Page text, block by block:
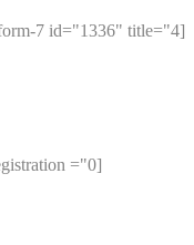
[contact-form-7 id="1336" title="4הורינו עברית-תחתית דף"]
[login-with-ajax registration ="0"]